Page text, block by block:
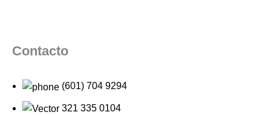
Contacto
(601) 704 9294
321 335 0104